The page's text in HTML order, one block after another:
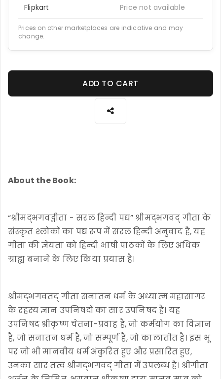
Flipkart Price not available
Prices on other marketplaces are indicative and may
change.
ADD TO CART
About the Book:
“श्रीमद्भगवद्गीता - सरल हिन्दी पद्य” श्रीमद्भगवद् गीता के
संस्कृत श्लोकों का पद्य रूप में सरल हिन्दी अनुवाद है, यह
गीता की ज्ञेयता को हिन्दी भाषी पाठकों के लिए अधिक
ग्राह्य बनाने के लिए किया प्रयास है।
श्रीमद्भगवतद् गीता सनातन धर्म के अध्यात्म महासागर
के रहस्य ज्ञान उपनिषदों का सार उपनिषद है। यह
उपनिषद श्रीकृष्ण चेतना-प्रवाह है, जो कर्मयोग का विज्ञान
है, जो सनातन धर्म है, जो सम्पूर्ण है, जो कालातीत है। इस भू
पर जो भी मानवीय धर्म अंकुरित हुए और प्रसारित हुए,
उनका सार तत्व श्रीमद्भगवद् गीता में उपलब्ध है। श्रीगीता